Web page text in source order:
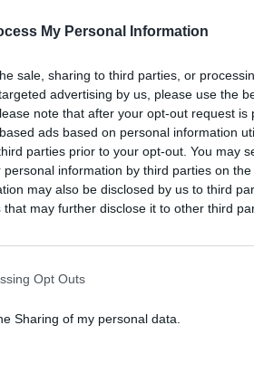
My Personal Information
sale, sharing to third parties, or
advertising by us, please use the
note that after your opt-out request is
ads based on personal information
parties prior to your opt-out. You may
information by third parties on the
may also be disclosed by us to third
that may further disclose it to other third
Opt Outs
Sharing of my personal data.